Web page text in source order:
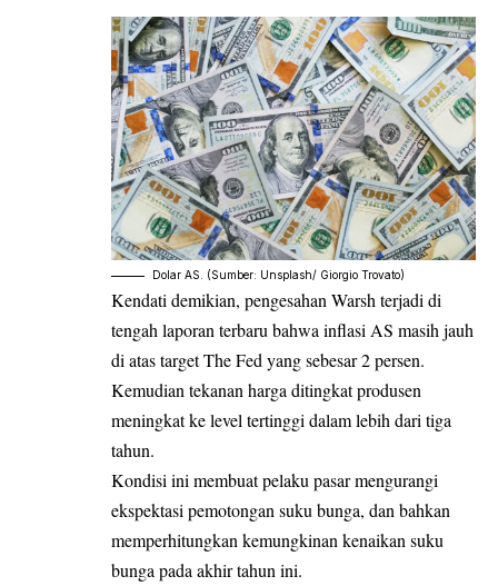
Dolar AS. (Sumber: Unsplash/ Giorgio Trovato)
Kendati demikian, pengesahan Warsh terjadi di
tengah laporan terbaru bahwa inflasi AS masih jauh
di atas target The Fed yang sebesar 2 persen.
Kemudian tekanan harga ditingkat produsen
meningkat ke level tertinggi dalam lebih dari tiga
tahun.
Kondisi ini membuat pelaku pasar mengurangi
ekspektasi pemotongan suku bunga, dan bahkan
memperhitungkan kemungkinan kenaikan suku
bunga pada akhir tahun ini.